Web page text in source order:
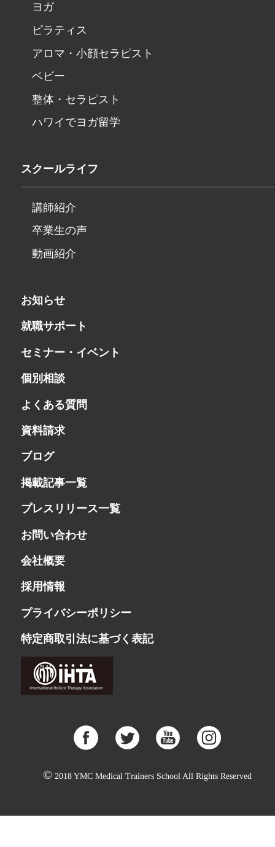
ヨガ
ピラティス
アロマ・小顔セラピスト
ベビー
整体・セラピスト
ハワイでヨガ留学
スクールライフ
講師紹介
卒業生の声
動画紹介
お知らせ
就職サポート
セミナー・イベント
個別相談
よくある質問
資料請求
ブログ
掲載記事一覧
プレスリリース一覧
お問い合わせ
会社概要
採用情報
プライバシーポリシー
特定商取引法に基づく表記
© 2018 YMC Medical Trainers School All Rights Reserved